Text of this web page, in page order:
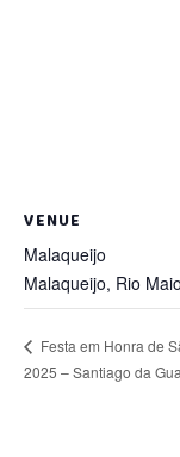
VENUE
Malaqueijo
Malaqueijo, Rio
Festa em Honra de
2025 – Santiago da